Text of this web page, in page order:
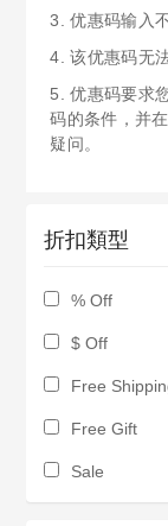
3. 优惠码输入
4. 该优惠码无
5. 优惠码要求
码的条件，并
疑问。
折扣類型
% Off
$ Off
Free
Free Gift
Sale